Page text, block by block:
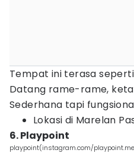
Tempat ini terasa
Datang rame-rame,
Sederhana tapi
Lokasi di Marelan
6. Playpoint
playpoint(instagram.com/